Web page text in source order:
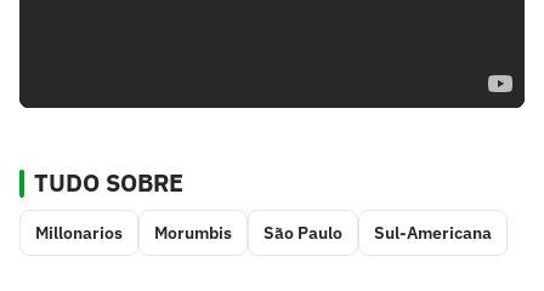
TUDO SOBRE
Millonarios Morumbis São Paulo Sul-Americana